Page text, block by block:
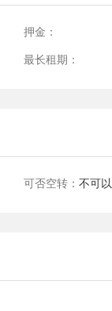
押金：
最长租期：
可否空转：不可以